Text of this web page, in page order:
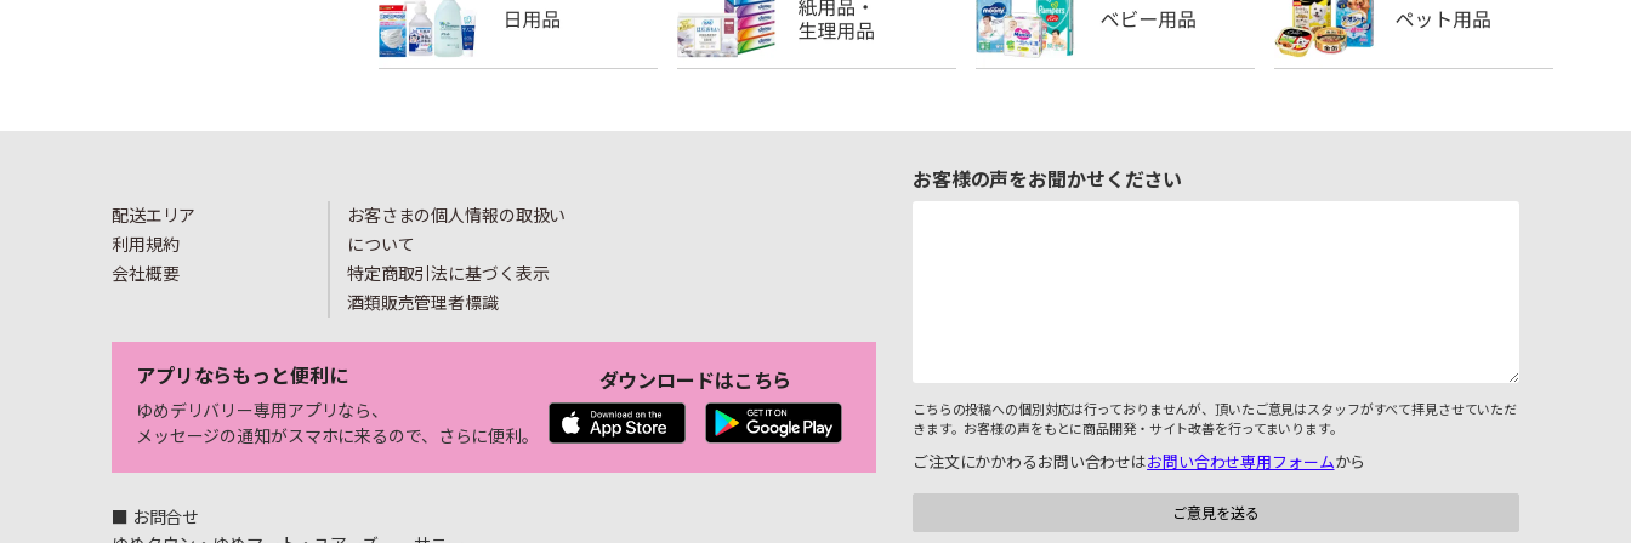
配送エリア
利用規約
会社概要
お客さまの個人情報の取扱い
について
特定商取引法に基づく表示
酒類販売管理者標識
アプリならもっと便利に
ゆめデリバリー専用アプリなら、
メッセージの通知がスマホに来るので、さらに便利。
ダウンロードはこちら
■ お問合せ
お客様の声をお聞かせください
こちらの投稿への個別対応は行っておりませんが、頂いたご意見はスタッフがすべて拝見させていただ
きます。お客様の声をもとに商品開発・サイト改善を行ってまいります。
ご注文にかかわるお問い合わせはお問い合わせ専用フォームから